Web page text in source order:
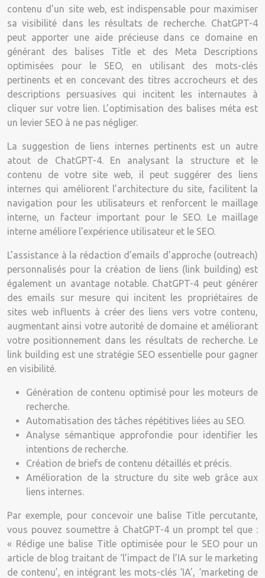
contenu d’un site web, est indispensable pour maximiser
sa visibilité dans les résultats de recherche. ChatGPT-4
peut apporter une aide précieuse dans ce domaine en
générant des balises Title et des Meta Descriptions
optimisées pour le SEO, en utilisant des mots-clés
pertinents et en concevant des titres accrocheurs et des
descriptions persuasives qui incitent les internautes à
cliquer sur votre lien. L’optimisation des balises méta est
un levier SEO à ne pas négliger.
La suggestion de liens internes pertinents est un autre
atout de ChatGPT-4. En analysant la structure et le
contenu de votre site web, il peut suggérer des liens
internes qui améliorent l’architecture du site, facilitent la
navigation pour les utilisateurs et renforcent le maillage
interne, un facteur important pour le SEO. Le maillage
interne améliore l’expérience utilisateur et le SEO.
L’assistance à la rédaction d’emails d’approche (outreach)
personnalisés pour la création de liens (link building) est
également un avantage notable. ChatGPT-4 peut générer
des emails sur mesure qui incitent les propriétaires de
sites web influents à créer des liens vers votre contenu,
augmentant ainsi votre autorité de domaine et améliorant
votre positionnement dans les résultats de recherche. Le
link building est une stratégie SEO essentielle pour gagner
en visibilité.
Génération de contenu optimisé pour les moteurs de
recherche.
Automatisation des tâches répétitives liées au SEO.
Analyse sémantique approfondie pour identifier les
intentions de recherche.
Création de briefs de contenu détaillés et précis.
Amélioration de la structure du site web grâce aux
liens internes.
Par exemple, pour concevoir une balise Title percutante,
vous pouvez soumettre à ChatGPT-4 un prompt tel que :
« Rédige une balise Title optimisée pour le SEO pour un
article de blog traitant de ‘l’impact de l’IA sur le marketing
de contenu’, en intégrant les mots-clés ‘IA’, ‘marketing de